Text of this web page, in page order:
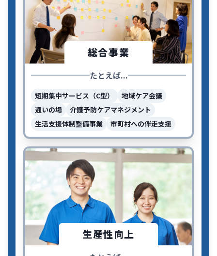
総合事業
たとえば...
短期集中サービス（C型）
地域ケア会議
通いの場
介護予防ケアマネジメント
生活支援体制整備事業
市町村への伴走支援
生産性向上